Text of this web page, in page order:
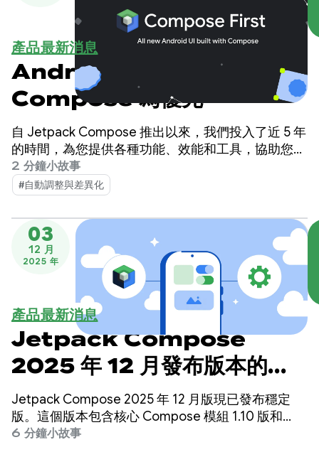
產品最新消息
Android UI 開發作業以
Compose 為優先
自 Jetpack Compose 推出以來，我們投入了近 5 年
的時間，為您提供各種功能、效能和工具，協助您在
各種 Android 裝置上建構出色的 UI。
2 分鐘小故事
#自動調整與差異化
03
12 月
2025 年
產品最新消息
Jetpack Compose
2025 年 12 月發布版本的新
功能
Jetpack Compose 2025 年 12 月版現已發布穩定
版。這個版本包含核心 Compose 模組 1.10 版和
Material 3 1.4 版，新增了多項功能，並大幅提升效
6 分鐘小故事